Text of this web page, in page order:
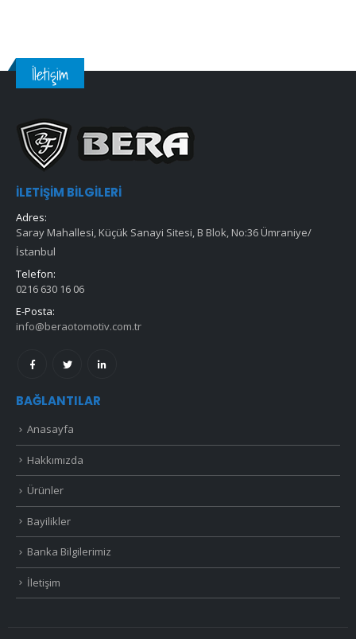
İletişim
İLETIŞIM BILGILERI
Adres:
Saray Mahallesi, Küçük Sanayi Sitesi, B Blok, No:36 Ümraniye/
İstanbul
Telefon:
0216 630 16 06
E-Posta:
info@beraotomotiv.com.tr
BAĞLANTILAR
Anasayfa
Hakkımızda
Ürünler
Bayilikler
Banka Bilgilerimiz
İletişim